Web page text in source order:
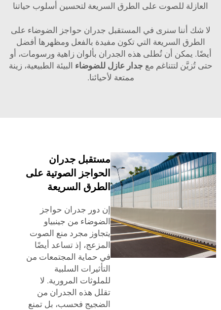
العازلة للصوت على الطرق السريعة لتحسين أسلوب حياتنا
شك أننا سنرى في المستقبل جدران حواجز الضوضاء على
الطرق السريعة التي تكون مفيدة بالفعل ومظهرها أفضل
يمكن أن تُطلى هذه الجدران بألوان زاهية ورسومات، أو
تُزيَّن لتتناغم مع جدار عازل للضوضاءالبيئة الطبيعية، زينة
ممتعة لأحيائنا.
مستقبل جدران
الحواجز الصوتية على
الطرق السريعة
إن دور جدران حواجز
الضوضاء من جينبياو
يتجاوز مجرد منع الصوت
المزعج، إذ تساعد أيضًا
في حماية المجتمعات من
التأثيرات السلبية
للملوثات المرورية. لا
تقلل هذه الجدران من
الضجيج فحسب، بل تمنع